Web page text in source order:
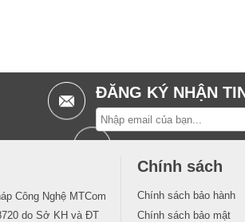
ĐĂNG KÝ NHẬN
Công Nghệ MTCom
do Sở KH và ĐT
Chính sách
Chính sách bảo hành
Chính sách bảo mật